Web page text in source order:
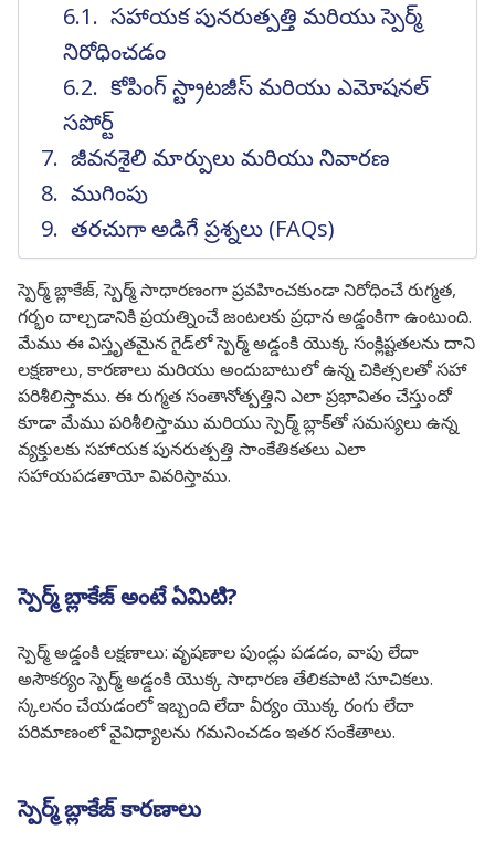
సహాయక పునరుత్పత్తి మరియు స్పెర్మ్
నిరోధించడం
కోపింగ్ స్ట్రాటజీస్ మరియు ఎమోషనల్
సపోర్ట్
జీవనశైలి మార్పులు మరియు నివారణ
ముగింపు
తరచుగా అడిగే ప్రశ్నలు (FAQs)
స్పెర్మ్ బ్లాకేజ్, స్పెర్మ్ సాధారణంగా ప్రవహించకుండా నిరోధించే రుగ్మత,
గర్భం దాల్చడానికి ప్రయత్నించే జంటలకు ప్రధాన అడ్డంకిగా ఉంటుంది.
మేము ఈ విస్తృతమైన గైడ్‌లో స్పెర్మ్ అడ్డంకి యొక్క సంక్లిష్టతలను దాని
లక్షణాలు, కారణాలు మరియు అందుబాటులో ఉన్న చికిత్సలతో సహా
పరిశీలిస్తాము. ఈ రుగ్మత సంతానోత్పత్తిని ఎలా ప్రభావితం చేస్తుందో
కూడా మేము పరిశీలిస్తాము మరియు స్పెర్మ్ బ్లాక్‌తో సమస్యలు ఉన్న
వ్యక్తులకు సహాయక పునరుత్పత్తి సాంకేతికతలు ఎలా
సహాయపడతాయో వివరిస్తాము.
స్పెర్మ్ బ్లాకేజ్ అంటే ఏమిటి?
స్పెర్మ్ అడ్డంకి లక్షణాలు: వృషణాల పుండ్లు పడడం, వాపు లేదా
అసౌకర్యం స్పెర్మ్ అడ్డంకి యొక్క సాధారణ తేలికపాటి సూచికలు.
స్కలనం చేయడంలో ఇబ్బంది లేదా వీర్యం యొక్క రంగు లేదా
పరిమాణంలో వైవిధ్యాలను గమనించడం ఇతర సంకేతాలు.
స్పెర్మ్ బ్లాకేజ్ కారణాలు